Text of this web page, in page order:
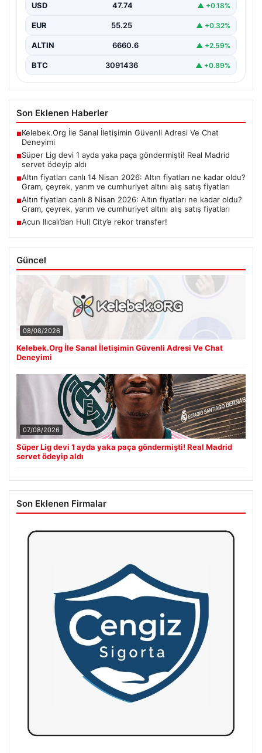
Fenerbahçe'nin genç ve potansiyelli futbolcularından
katılan…
USD 47.74 ▲ +0.18%
EUR 55.25 ▲ +0.32%
ALTIN 6660.6 ▲ +2.59%
BTC 3091436 ▲ +0.89%
Son Eklenen Haberler
■Kelebek.Org İle Sanal İletişimin Güvenli Adresi Ve Chat
Deneyimi
■Süper Lig devi 1 ayda yaka paça göndermişti! Real Madrid
servet ödeyip aldı
■Altın fiyatları canlı 14 Nisan 2026: Altın fiyatları ne kadar oldu?
Gram, çeyrek, yarım ve cumhuriyet altını alış satış fiyatları
■Altın fiyatları canlı 8 Nisan 2026: Altın fiyatları ne kadar oldu?
Gram, çeyrek, yarım ve cumhuriyet altını alış satış fiyatları
■Acun Ilıcalı’dan Hull City’e rekor transfer!
Güncel
08/08/2026
Kelebek.Org İle Sanal İletişimin Güvenli Adresi Ve Chat
Deneyimi
07/08/2026
Süper Lig devi 1 ayda yaka paça göndermişti! Real Madrid
servet ödeyip aldı
Son Eklenen Firmalar